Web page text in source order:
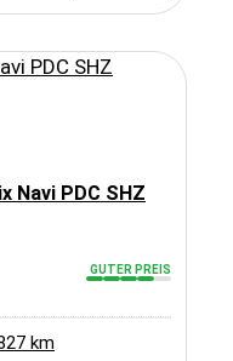
Navi PDC SHZ
GUTER PREIS
km